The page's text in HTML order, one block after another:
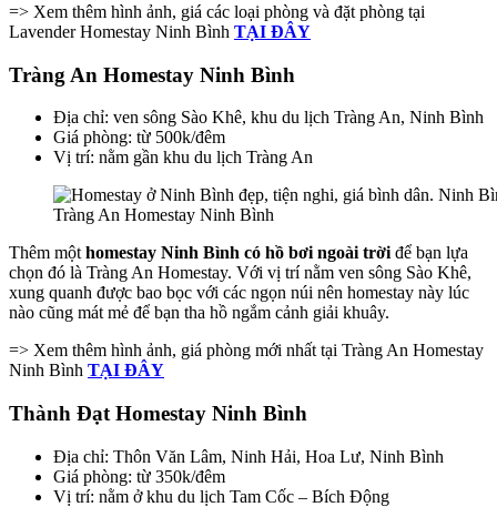
=> Xem thêm hình ảnh, giá các loại phòng và đặt phòng tại
Lavender Homestay Ninh Bình TẠI ĐÂY
Tràng An Homestay Ninh Bình
Địa chỉ: ven sông Sào Khê, khu du lịch Tràng An, Ninh Bình
Giá phòng: từ 500k/đêm
Vị trí: nằm gần khu du lịch Tràng An
Tràng An Homestay Ninh Bình
Thêm một homestay Ninh Bình có hồ bơi ngoài trời để bạn lựa
chọn đó là Tràng An Homestay. Với vị trí nằm ven sông Sào Khê,
xung quanh được bao bọc với các ngọn núi nên homestay này lúc
nào cũng mát mẻ để bạn tha hồ ngắm cảnh giải khuây.
=> Xem thêm hình ảnh, giá phòng mới nhất tại Tràng An Homestay
Ninh Bình TẠI ĐÂY
Thành Đạt Homestay Ninh Bình
Địa chỉ: Thôn Văn Lâm, Ninh Hải, Hoa Lư, Ninh Bình
Giá phòng: từ 350k/đêm
Vị trí: nằm ở khu du lịch Tam Cốc – Bích Động